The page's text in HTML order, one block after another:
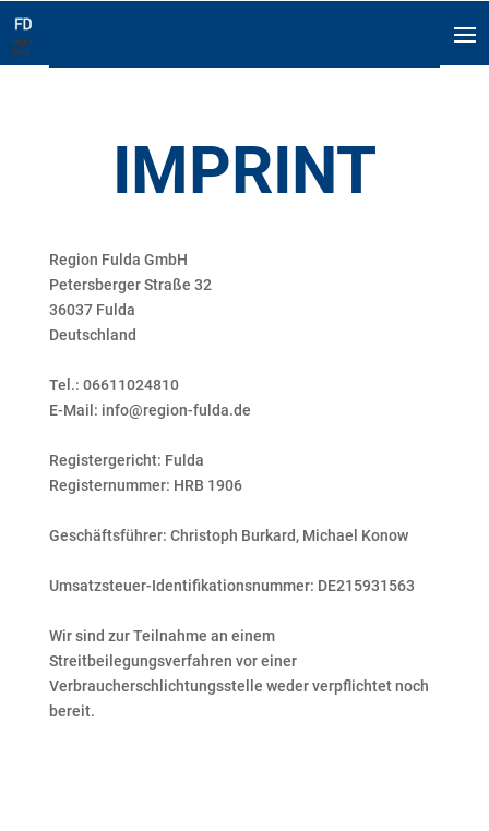
IMPRINT
Region Fulda GmbH
Petersberger Straße 32
36037 Fulda
Deutschland
Tel.: 06611024810
E-Mail: info@region-fulda.de
Registergericht: Fulda
Registernummer: HRB 1906
Geschäftsführer: Christoph Burkard, Michael Konow
Umsatzsteuer-Identifikationsnummer: DE215931563
Wir sind zur Teilnahme an einem
Streitbeilegungsverfahren vor einer
Verbraucherschlichtungsstelle weder verpflichtet noch
bereit.